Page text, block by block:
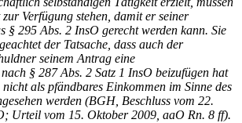
Verfügung stehen, damit er seiner
§ 295 Abs. 2 InsO gerecht werden kann. Sie
der Tatsache, dass auch der
seinem Antrag eine
§ 287 Abs. 2 Satz 1 InsO beizufügen hat
als pfändbares Einkommen im Sinne des
werden (BGH, Beschluss vom 22.
Urteil vom 15. Oktober 2009, aaO Rn. 8 ff).